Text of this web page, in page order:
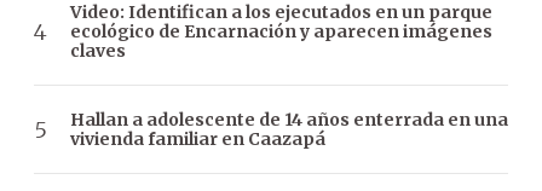
Video: Identifican a los ejecutados en un parque
ecológico de Encarnación y aparecen imágenes
claves
Hallan a adolescente de 14 años enterrada en una
vivienda familiar en Caazapá